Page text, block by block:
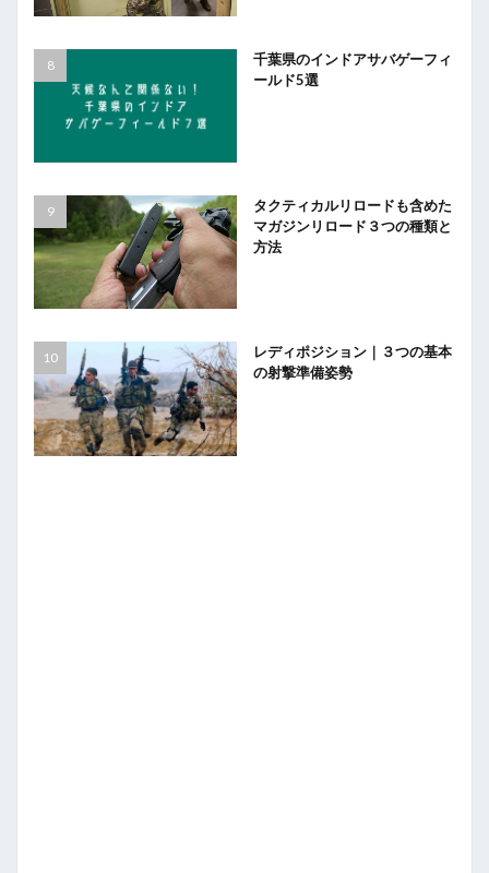
千葉県のインドアサバゲーフィ
ールド5選
タクティカルリロードも含めた
マガジンリロード３つの種類と
方法
レディポジション｜３つの基本
の射撃準備姿勢